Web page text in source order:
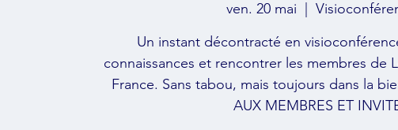
ven. 20 mai
Un instant décontracté en
connaissances et rencontrer les membres de
France. Sans tabou, mais toujours dans la
AUX MEMBRES ET